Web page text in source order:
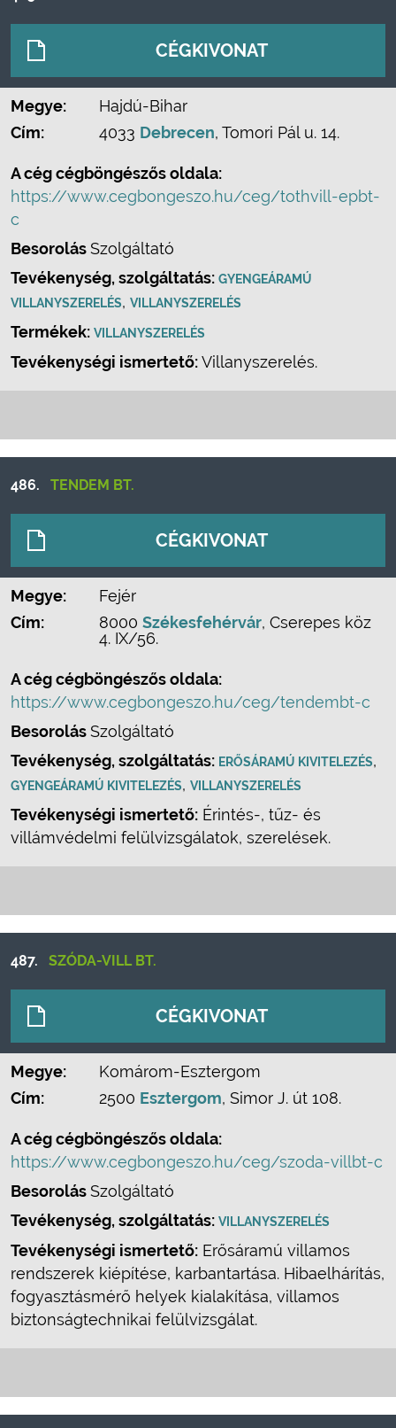
CÉGKIVONAT
Megye:
Hajdú-Bihar
Cím:
4033 Debrecen, Tomori Pál u. 14.
A cég cégböngészős oldala:
https://www.cegbongeszo.hu/ceg/tothvill-epbt-
c
BesorolásSzolgáltató
Tevékenység, szolgáltatás: GYENGEÁRAMÚ
VILLANYSZERELÉS, VILLANYSZERELÉS
Termékek: VILLANYSZERELÉS
Tevékenységi ismertető:Villanyszerelés.
486. TENDEM BT.
CÉGKIVONAT
Megye:
Fejér
Cím:
8000 Székesfehérvár, Cserepes köz
4. IX/56.
A cég cégböngészős oldala:
https://www.cegbongeszo.hu/ceg/tendembt-c
BesorolásSzolgáltató
Tevékenység, szolgáltatás: ERŐSÁRAMÚ KIVITELEZÉS,
GYENGEÁRAMÚ KIVITELEZÉS, VILLANYSZERELÉS
Tevékenységi ismertető: Érintés-, tűz- és
villámvédelmi felülvizsgálatok, szerelések.
487. SZÓDA-VILL BT.
CÉGKIVONAT
Megye:
Komárom-Esztergom
Cím:
2500 Esztergom, Simor J. út 108.
A cég cégböngészős oldala:
https://www.cegbongeszo.hu/ceg/szoda-villbt-c
BesorolásSzolgáltató
Tevékenység, szolgáltatás: VILLANYSZERELÉS
Tevékenységi ismertető: Erősáramú villamos
rendszerek kiépítése, karbantartása. Hibaelhárítás,
fogyasztásmérő helyek kialakítása, villamos
biztonságtechnikai felülvizsgálat.